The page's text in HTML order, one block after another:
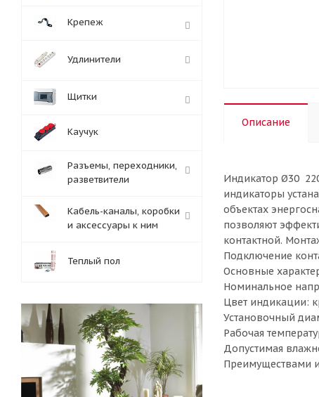
Описание
Индикатор Ø30
индикаторы
объектах
позволяют
контактной.
Подключение
Основные
Номинальное
Цвет индикации:
Установочный
Рабочая
Допустимая
Преимуществами
Крепеж
Удлинители
Щитки
Каучук
Разъемы, переходники,
разветвители
Кабель-каналы, коробки
и аксессуары к ним
Теплый пол